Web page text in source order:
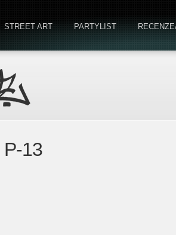
STREET ART PARTYLIST
13